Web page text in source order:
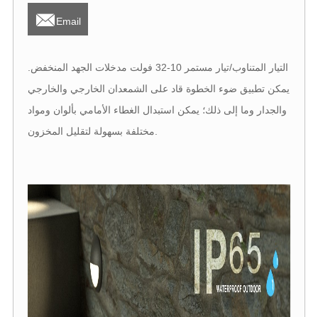
Email
التيار المتناوب/تيار مستمر 10-32 فولت مدخلات الجهد المنخفض.
يمكن تطبيق ضوء الخطوة قاد على الشمعدان الخارجي والخارجي
والجدار وما إلى ذلك؛ يمكن استبدال الغطاء الأمامي بألوان ومواد